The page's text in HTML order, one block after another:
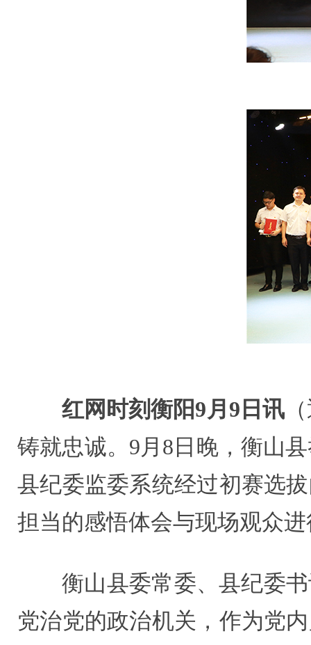
红网时刻衡阳9月9日讯
铸就忠诚。9月8日晚，衡山
县纪委监委系统经过初赛选
担当的感悟体会与现场观众
衡山县委常委、县纪委
党治党的政治机关，作为党